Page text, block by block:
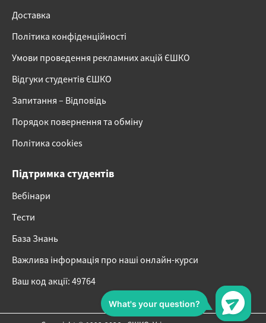
Доставка
Політика конфіденційності
Умови проведення рекламних акцій ЄШКО
Відгуки студентів ЄШКО
Запитання – Відповідь
Порядок повернення та обміну
Політика cookies
Підтримка студентів
Вебінари
Тести
База Знань
Важлива інформація про наші онлайн-курси
Ваш код акції: 49764